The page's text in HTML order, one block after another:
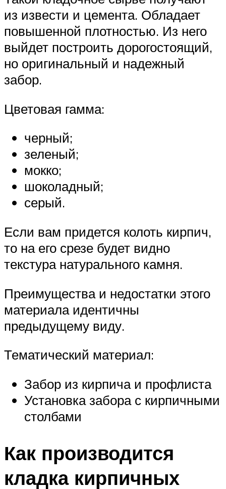
из извести и цемента. Обладает
повышенной плотностью. Из него
выйдет построить дорогостоящий,
но оригинальный и надежный
забор.
Цветовая гамма:
черный;
зеленый;
мокко;
шоколадный;
серый.
Если вам придется колоть кирпич,
то на его срезе будет видно
текстура натурального камня.
Преимущества и недостатки этого
материала идентичны
предыдущему виду.
Тематический материал:
Забор из кирпича и профлиста
Установка забора с кирпичными
столбами
Как производится
кладка кирпичных